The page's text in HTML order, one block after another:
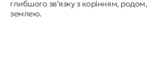
глибшого зв’язку з корінням, родом,
землею.